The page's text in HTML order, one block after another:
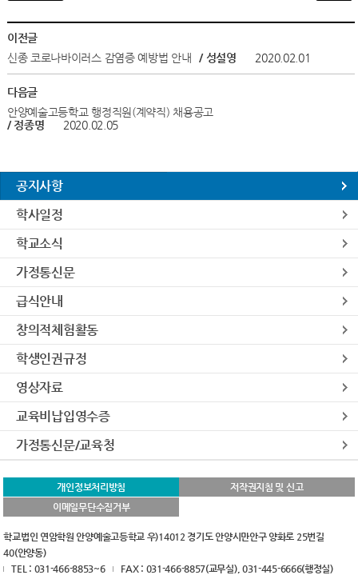
이전글
신종 코로나바이러스 감염증 예방법 안내
/ 성설영 2020.02.01
다음글
안양예술고등학교 행정직원(계약직) 채용공고
/ 정종명
2020.02.05
공지사항
학사일정
학교소식
가정통신문
급식안내
창의적체험활동
학생인권규정
영상자료
교육비납입영수증
가정통신문/교육청
개인정보처리방침
저작권지침 및 신고
이메일무단수집거부
학교법인 연암학원 안양예술고등학교 우)14012 경기도 안양시만안구 양화로 25번길
40(안양동)
TEL : 031-466-8853~6
FAX : 031-466-8857(교무실), 031-445-6666(행정실)